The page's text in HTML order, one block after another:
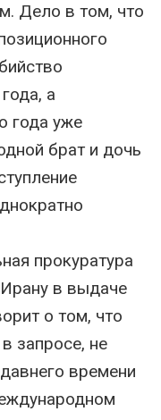
Дело в том, что
а
года уже
брат и дочь
прокуратура
в выдаче
о том, что
запросе, не
времени